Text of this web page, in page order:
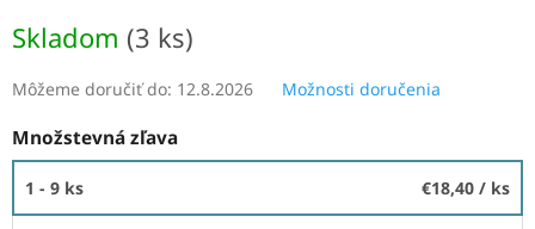
Skladom (3 ks)
Môžeme doručiť do: 12.8.2026 Možnosti doručenia
Množstevná zľava
1 - 9 ks €18,40 / ks